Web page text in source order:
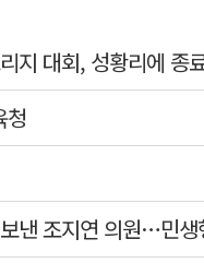
지 대회, 성황리에 종
청
낸 조지연 의원…민생